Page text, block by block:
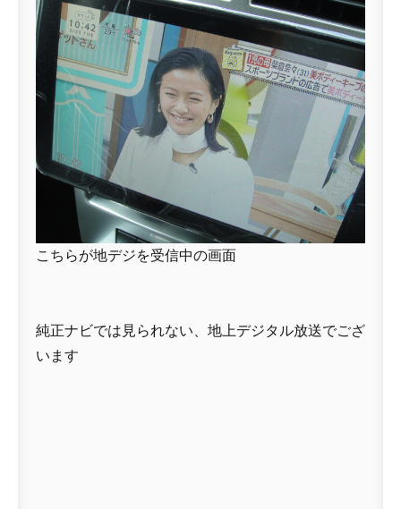
こちらが地デジを受信中の画面
純正ナビでは見られない、地上デジタル放送でござ
います